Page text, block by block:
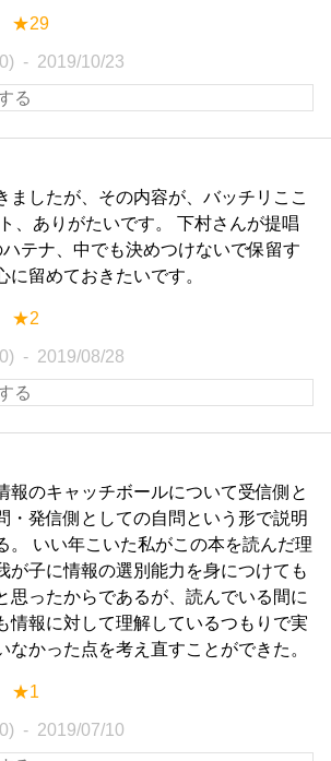
★29
2019/10/23
ましたが、その内容が、バッチリここ
、ありがたいです。 下村さんが提唱
テナ、中でも決めつけないで保留す
に留めておきたいです。
★2
2019/08/28
報のキャッチボールについて受信側と
・発信側としての自問という形で説明
。 いい年こいた私がこの本を読んだ理
が子に情報の選別能力を身につけても
思ったからであるが、読んでいる間に
情報に対して理解しているつもりで実
なかった点を考え直すことができた。
★1
2019/07/10